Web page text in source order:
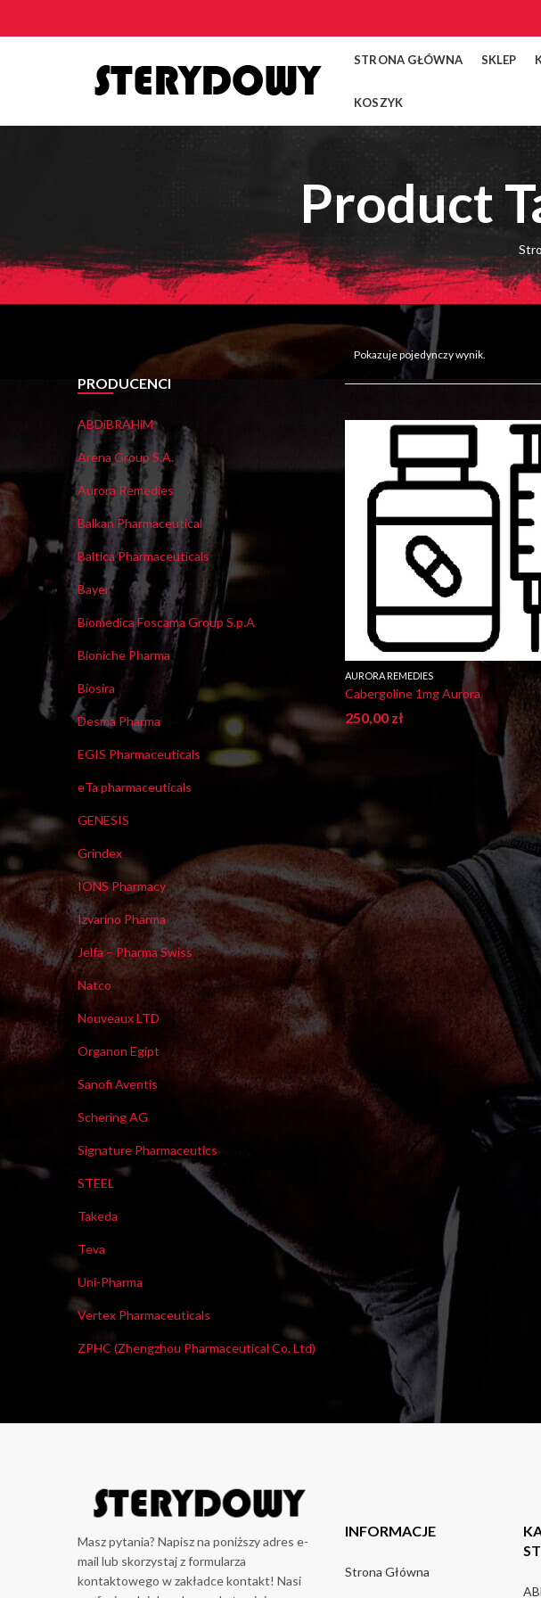
STRONA GŁÓWNA SKLEP
KOSZYK
Product
Pokazuje pojedynczy wynik.
AURORA REMEDIES
Cabergoline 1mg Aurora
250,00 zł
PRODUCENCI
ABDiBRAHiM
Arena Group S.A.
Aurora Remedies
Balkan Pharmaceutical
Baltica Pharmaceuticals
Bayer
Biomedica Foscama Group S.p.A
Bioniche Pharma
Biosira
Desma Pharma
EGIS Pharmaceuticals
eTa pharmaceuticals
GENESIS
Grindex
IONS Pharmacy
Izvarino Pharma
Jelfa – Pharma Swiss
Natco
Nouveaux LTD
Organon Egipt
Sanofi Aventis
Schering AG
Signature Pharmaceutics
STEEL
Takeda
Teva
Uni-Pharma
Vertex Pharmaceuticals
ZPHC (Zhengzhou Pharmaceutical Co. Ltd)
Masz pytania? Napisz na poniższy adres e-
mail lub skorzystaj z formularza
kontaktowego w zakładce kontakt! Nasi
INFORMACJE
Strona Główna